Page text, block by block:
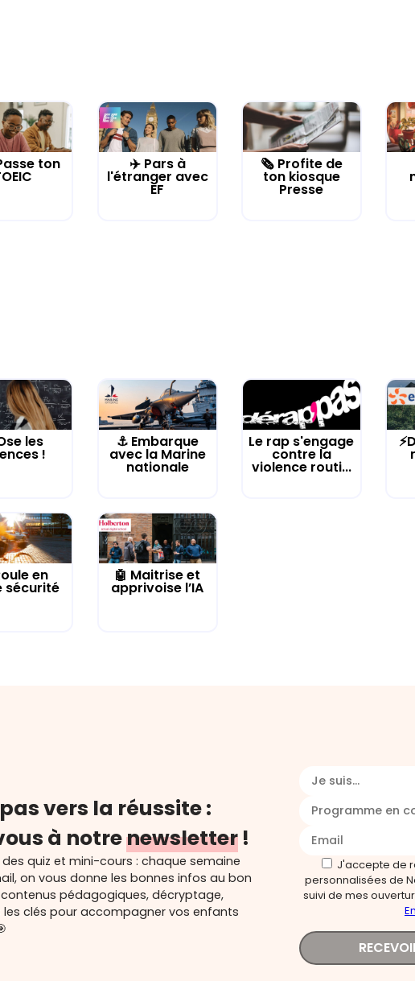
ton ✈️ Pars à
l'étranger avec
EF
🗞️ Profite de
ton kiosque
Presse
les
!
⚓️ Embarque
avec la Marine
nationale
Le rap s'engage
contre la
violence routi...
en
sécurité
🤖 Maitrise et
apprivoise l’IA
vers la réussite :
à notrenewsletter !
quiz et mini-cours : chaque semaine
on vous donne les bonnes infos au bon
pédagogiques, décryptage,
clés pour accompagner vos enfants
Je suis...
Programme en
J'accepte de
personnalisées de
suivi de mes